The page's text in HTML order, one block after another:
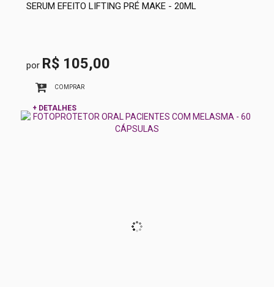
SERUM EFEITO LIFTING PRÉ MAKE - 20ML
por R$ 105,00
COMPRAR
+ DETALHES